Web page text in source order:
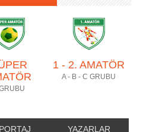
1 - 2. AMATÖR
A - B - C GRUBU
YAZARLAR